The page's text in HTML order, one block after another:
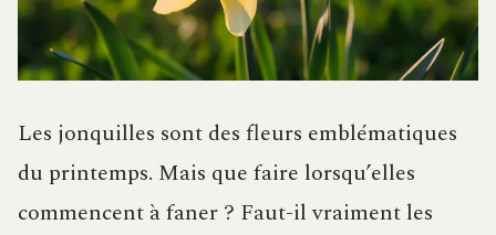
Les jonquilles sont des fleurs emblématiques
du printemps. Mais que faire lorsqu’elles
commencent à faner ? Faut-il vraiment les